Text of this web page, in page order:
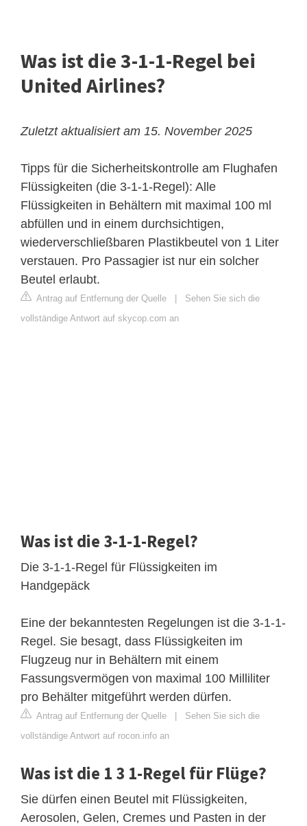
Was ist die 3-1-1-Regel bei
United Airlines?
Zuletzt aktualisiert am 15. November 2025
Tipps für die Sicherheitskontrolle am Flughafen
Flüssigkeiten (die 3-1-1-Regel): Alle
Flüssigkeiten in Behältern mit maximal 100 ml
abfüllen und in einem durchsichtigen,
wiederverschließbaren Plastikbeutel von 1 Liter
verstauen. Pro Passagier ist nur ein solcher
Beutel erlaubt.
Antrag auf Entfernung der Quelle
Sehen Sie sich die
vollständige Antwort auf skycop.com an
Was ist die 3-1-1-Regel?
Die 3-1-1-Regel für Flüssigkeiten im
Handgepäck
Eine der bekanntesten Regelungen ist die 3-1-1-
Regel. Sie besagt, dass Flüssigkeiten im
Flugzeug nur in Behältern mit einem
Fassungsvermögen von maximal 100 Milliliter
pro Behälter mitgeführt werden dürfen.
Antrag auf Entfernung der Quelle
Sehen Sie sich die
vollständige Antwort auf rocon.info an
Was ist die 1 3 1-Regel für Flüge?
Sie dürfen einen Beutel mit Flüssigkeiten,
Aerosolen, Gelen, Cremes und Pasten in der